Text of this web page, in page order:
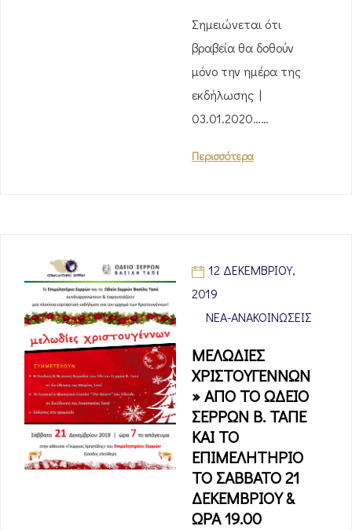
Σημειώνεται ότι
βραβεία θα δοθούν
μόνο την ημέρα της
εκδήλωσης |
03.01.2020……
Περισσότερα
12 ΔΕΚΕΜΒΡΊΟΥ,
2019
ΝΈΑ-ΑΝΑΚΟΙΝΏΣΕΙΣ
ΜΕΛΩΔΙΕΣ
ΧΡΙΣΤΟΥΓΕΝΝΩΝ
» ΑΠΟ ΤΟ ΩΔΕΙΟ
ΣΕΡΡΩΝ Β. ΤΑΠΕ
ΚΑΙ ΤΟ
ΕΠΙΜΕΛΗΤΗΡΙΟ
ΤΟ ΣΑΒΒΑΤΟ 21
ΔΕΚΕΜΒΡΙΟΥ &
ΩΡΑ 19.00